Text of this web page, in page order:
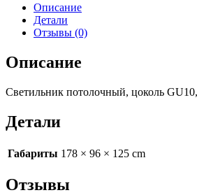
Описание
Детали
Отзывы (0)
Описание
Светильник потолочный, цоколь
Детали
Габариты 178 × 96 × 125 cm
Отзывы